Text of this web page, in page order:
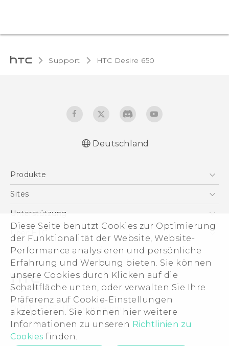
Diese Seite benutzt Cookies zur Optimierung
der Funktionalität der Website, Website-
Performance analysieren und persönliche
Erfahrung und Werbung bieten. Sie können
unsere Cookies durch Klicken auf die
Schaltfläche unten, oder verwalten Sie Ihre
Präferenz auf Cookie-Einstellungen
akzeptieren. Sie können hier weitere
Informationen zu unseren Richtlinien zu
Cookies finden.
Support HTC Desire 650‎
behördliche Bestimmungen
English - Quick start guide
English - User manual
English - Safety and regulatory guide
Deutschland
Produkte
Smartphones
VIVE
Zubehör
Sites
HTC Dev
HTC Vive
Unterstützung
Unterstützung
eCommerce Support
Über HTC
ESG
Impressum
Investor
Cookie Preferences
Offene Stellen
Security and Privacy Whitepaper
© 2011-2026 HTC Corporation
Legal Terms